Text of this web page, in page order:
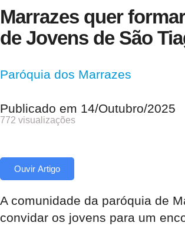
Marrazes quer
de Jovens de São
Paróquia dos Marrazes
Publicado em 14/Outubro/2025
772 visualizações
Ouvir Artigo
A comunidade da paróquia de
convidar os jovens para um